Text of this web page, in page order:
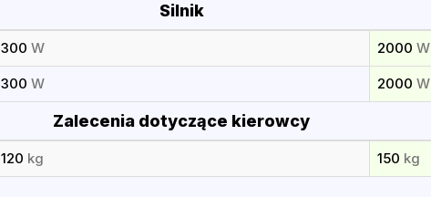
Silnik
300 W 2000 W
300 W 2000 W
Zalecenia dotyczące kierowcy
120 kg 150 kg